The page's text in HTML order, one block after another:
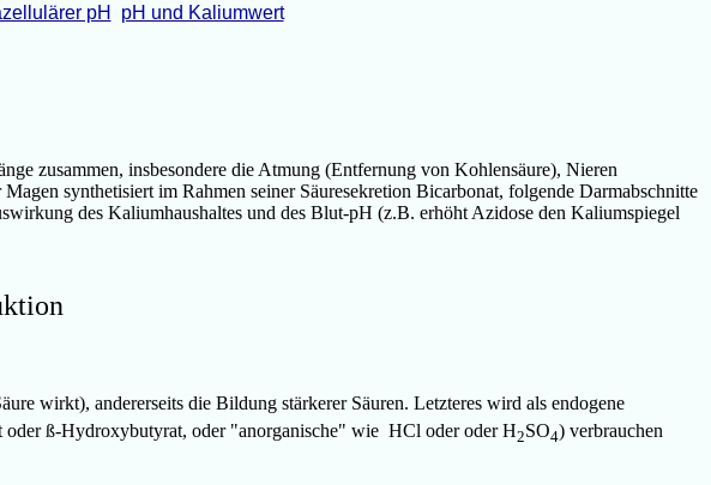
pH pH und Kaliumwert
zusammen, insbesondere die Atmung (Entfernung von Kohlensäure), Nieren
synthetisiert im Rahmen seiner Säuresekretion Bicarbonat, folgende Darmabschnitte
des Kaliumhaushaltes und des Blut-pH (z.B. erhöht Azidose den Kaliumspiegel
wirkt), andererseits die Bildung stärkerer Säuren. Letzteres wird als endogene
oder ß-Hydroxybutyrat, oder "anorganische" wie HCl oder oderH2SO4) verbrauchen